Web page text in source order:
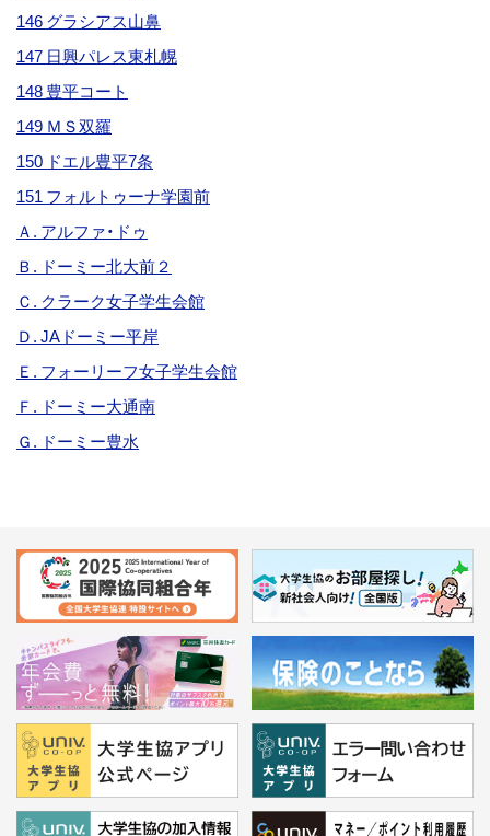
146 グラシアス山鼻
147 日興パレス東札幌
148 豊平コート
149 ＭＳ双羅
150 ドエル豊平7条
151 フォルトゥーナ学園前
Ａ. アルファ・ドゥ
Ｂ. ドーミー北大前２
Ｃ. クラーク女子学生会館
Ｄ. JAドーミー平岸
Ｅ. フォーリーフ女子学生会館
Ｆ. ドーミー大通南
Ｇ. ドーミー豊水